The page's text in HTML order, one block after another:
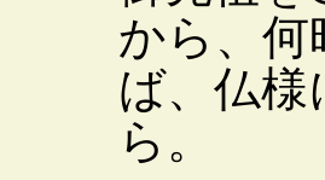
から、何
ば、仏
ら。